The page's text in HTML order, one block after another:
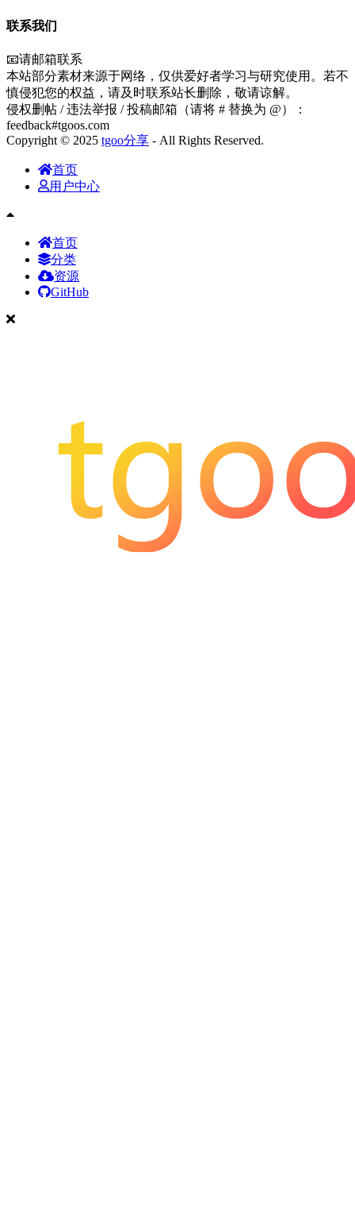
联系我们
📧请邮箱联系
本站部分素材来源于网络，仅供爱好者学习与研究使用。若不
慎侵犯您的权益，请及时联系站长删除，敬请谅解。
侵权删帖 / 违法举报 / 投稿邮箱（请将 # 替换为 @）：
feedback#tgoos.com
Copyright © 2025 tgoo分享 - All Rights Reserved.
首页
用户中心
首页
分类
资源
GitHub